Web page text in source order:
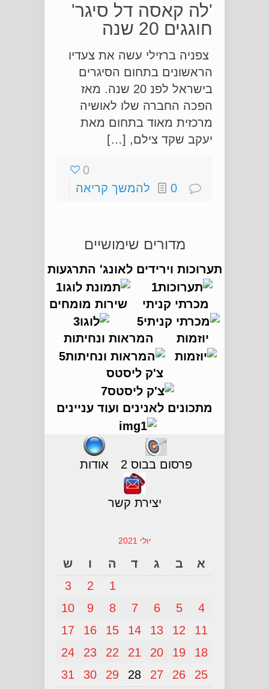
'לה קאסה דל סיגר'
חוגגים 20 שנה
צפניה ברזילי עשה את צעדיו
הראשונים בתחום הסיגרים
בישראל לפנ 20 שנה. מאז
הפכה החברה שלו לאושיה
מרכזית מאוד בתחום מאת
יעקב שקד צילם, […]
0
0
להמשך קריאה
מדורים שימושיים
תערוכות וירידים לאונג' התרגעות
מכרתי קניתי שירות מומחים
יוזמות המראות ונחיתות
צ'ק ליסטס
מתכונים לאנינים ועוד עניינים
פרסום בבוס 2 אודות
יצירת קשר
יולי 2021
א ב ג ד ה ו ש
1
2
3
4
5
6
7
8
9
10
11
12
13
14
15
16
17
18
19
20
21
22
23
24
25
26
27
28
29
30
31